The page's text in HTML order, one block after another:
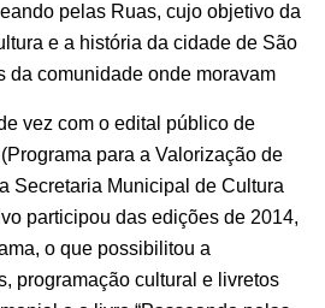
pelas Ruas, cujo objetivo da
e a história da cidade de São
da comunidade onde moravam
vez com o edital público de
para a Valorização de
Secretaria Municipal de Cultura
participou das edições de 2014,
o que possibilitou a
programação cultural e livretos